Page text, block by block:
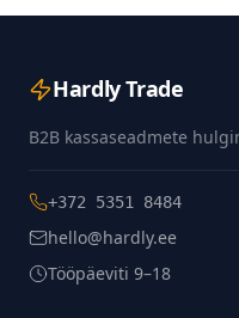
Hardly Trade
B2B kassaseadmete
+372 5351 8484
hello@hardly.ee
Tööpäeviti 9–18